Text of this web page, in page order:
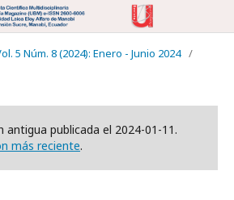
5 Núm. 8 (2024): Enero - Junio 2024 /
antigua publicada el 2024-01-11.
más reciente.